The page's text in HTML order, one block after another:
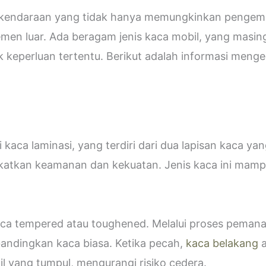
yang tidak hanya memungkinkan
luar. Ada beragam jenis kaca mobil, yang
tertentu. Berikut adalah informasi
laminasi, yang terdiri dari dua lapisan kaca
keamanan dan kekuatan. Jenis kaca ini
tempered atau toughened. Melalui proses
kaca biasa. Ketika pecah, kaca belakang
tumpul, mengurangi risiko cedera.